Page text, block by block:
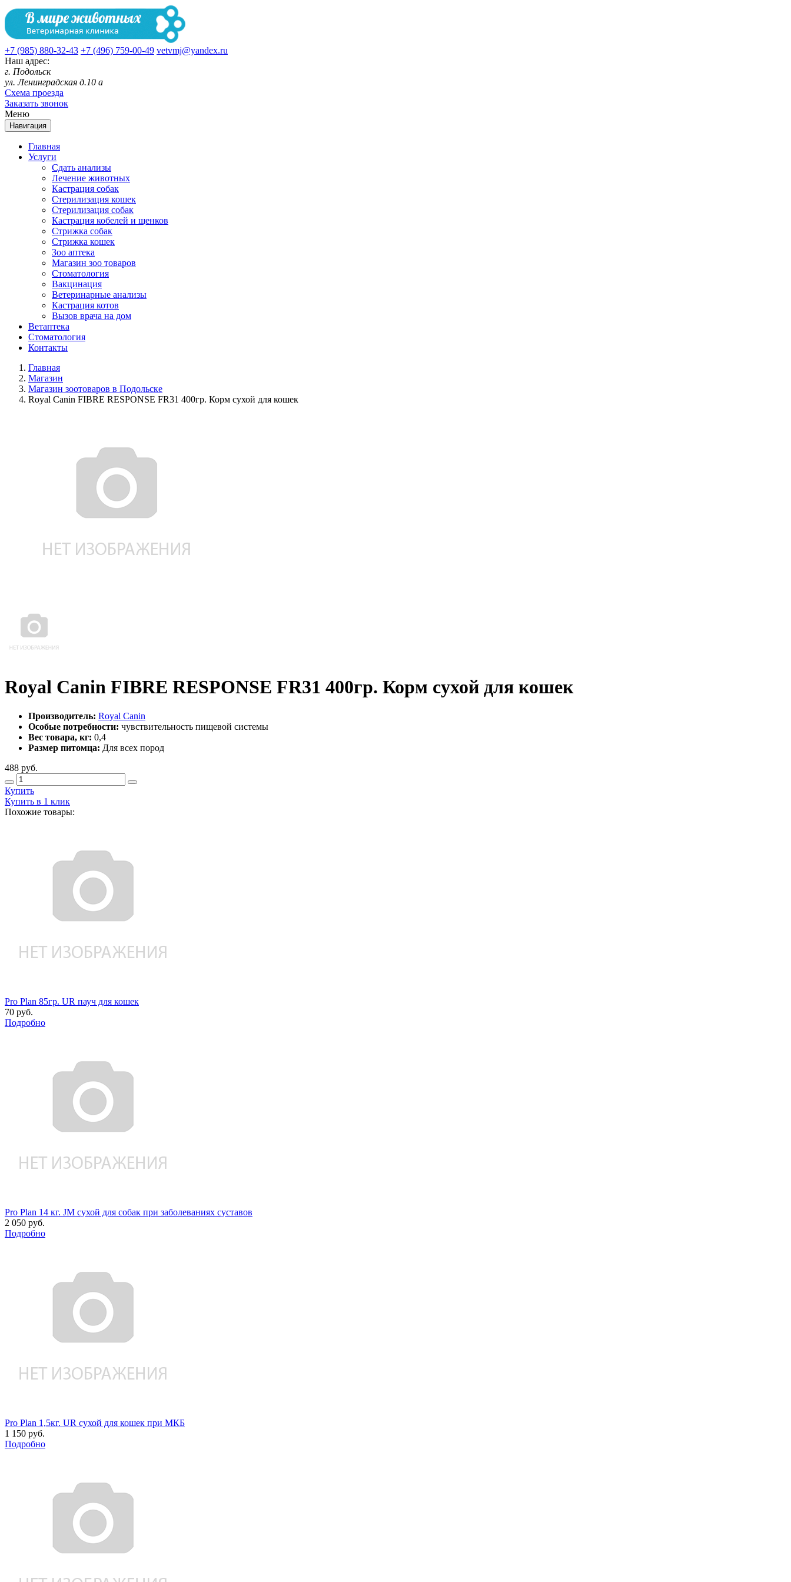
+7 (985) 880-32-43 +7 (496) 759-00-49 vetvmj@yandex.ru
Наш адрес:
г. Подольск
ул. Ленинградская д.10 а
Схема проезда
Заказать звонок
Меню
Навигация
Главная
Услуги
Сдать анализы
Лечение животных
Кастрация собак
Стерилизация кошек
Стерилизация собак
Кастрация кобелей и щенков
Стрижка собак
Стрижка кошек
Зоо аптека
Магазин зоо товаров
Стоматология
Вакцинация
Ветеринарные анализы
Кастрация котов
Вызов врача на дом
Ветаптека
Стоматология
Контакты
Главная
Магазин
Магазин зоотоваров в Подольске
Royal Canin FIBRE RESPONSE FR31 400гр. Корм сухой для кошек
Royal Canin FIBRE RESPONSE FR31 400гр. Корм сухой для кошек
Производитель: Royal Canin
Особые потребности: чувствительность пищевой системы
Вес товара, кг: 0,4
Размер питомца: Для всех пород
488 руб.
Купить
Купить в 1 клик
Похожие товары:
Pro Plan 85гр. UR пауч для кошек
70 руб.
Подробно
Pro Plan 14 кг. JM сухой для собак при заболеваниях суставов
2 050 руб.
Подробно
Pro Plan 1,5кг. UR сухой для кошек при МКБ
1 150 руб.
Подробно